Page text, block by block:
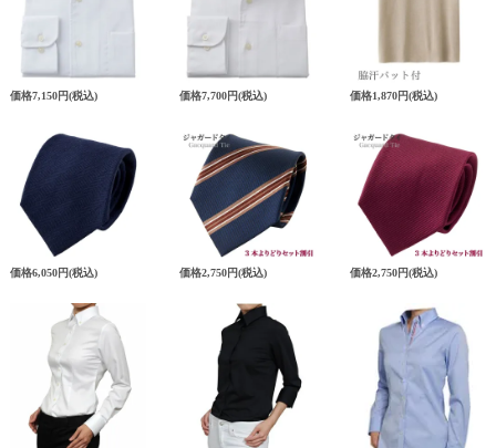
価格7,150円(税込) 価格7,700円(税込) 価格1,870円(税込)
価格6,050円(税込) 価格2,750円(税込) 価格2,750円(税込)